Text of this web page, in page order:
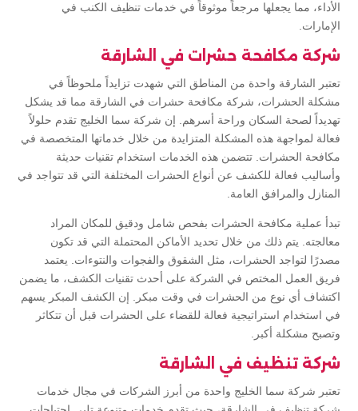
الأداء، مما يجعلها مرجعاً موثوقاً في خدمات تنظيف الكنب في
الإمارات.
شركة مكافحة حشرات في الشارقة
تعتبر الشارقة واحدة من المناطق التي شهدت تزايداً ملحوظاً في
مشكلة الحشرات، شركة مكافحة حشرات في الشارقة مما قد يشكل
تهديداً لصحة السكان وراحة أسرهم. إن شركة سما الخليج تقدم حلولاً
فعالة لمواجهة هذه المشكلة المتزايدة من خلال خدماتها المتخصصة في
مكافحة الحشرات. تتضمن هذه الخدمات استخدام تقنيات حديثة
وأساليب فعالة للكشف عن أنواع الحشرات المختلفة التي قد تتواجد في
المنازل والمرافق العامة.
تبدأ عملية مكافحة الحشرات بفحص شامل ودقيق للمكان المراد
معالجته. يتم ذلك من خلال تحديد الأماكن المحتملة التي قد تكون
مصدرًا لتواجد الحشرات، مثل الشقوق والفجوات والنتوءات. يعتمد
فريق العمل المختص في الشركة على أحدث تقنيات الكشف، ما يضمن
اكتشاف أي نوع من الحشرات في وقت مبكر. إن الكشف المبكر يسهم
في استخدام استراتيجية فعالة للقضاء على الحشرات قبل أن تتكاثر
وتصبح مشكلة أكبر.
شركة تنظيف في الشارقة
تعتبر شركة سما الخليج واحدة من أبرز الشركات في مجال خدمات